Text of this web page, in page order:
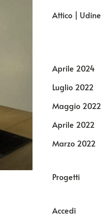
Attico | Udine
Aprile 2024
Luglio 2022
Maggio 2022
Aprile 2022
Marzo 2022
Progetti
Accedi